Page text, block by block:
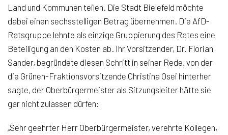
Land und Kommunen teilen. Die Stadt Bielefeld möchte
dabei einen sechsstelligen Betrag übernehmen. Die AfD-
Ratsgruppe lehnte als einzige Gruppierung des Rates eine
Beteiligung an den Kosten ab. Ihr Vorsitzender, Dr. Florian
Sander, begründete diesen Schritt in seiner Rede, von der
die Grünen-Fraktionsvorsitzende Christina Osei hinterher
sagte, der Oberbürgermeister als Sitzungsleiter hätte sie
gar nicht zulassen dürfen:
„Sehr geehrter Herr Oberbürgermeister, verehrte Kollegen,